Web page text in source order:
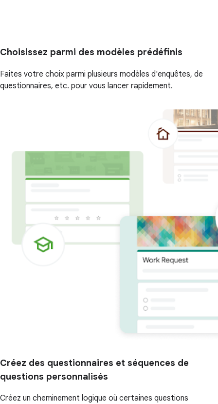
Choisissez parmi des modèles prédéfinis
Faites votre choix parmi plusieurs modèles d'enquêtes, de
questionnaires, etc. pour vous lancer rapidement.
Créez des questionnaires et séquences de
questions personnalisés
Créez un cheminement logique où certaines questions